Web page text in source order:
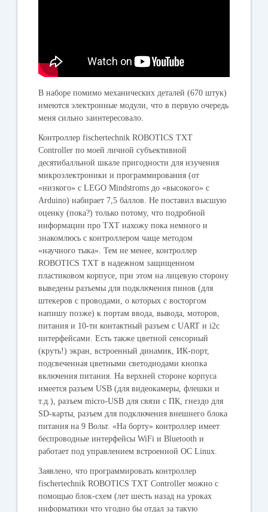
В наборе помимо механических деталей (670 штук)
имеются электронные модули, что в первую очередь
меня сильно заинтересовало.
Контроллер fischertechnik ROBOTICS TXT
Controller по моей личной субъективной
десятибалльной шкале пригодности для изучения
микроэлектроники и программирования (от
«низкого» с LEGO Mindstroms до «высокого» с
Arduino) набирает 7,5 баллов. Не поставил высшую
оценку (пока?) только потому, что подробной
информации про TXT нахожу пока немного и
знакомлюсь с контроллером чаще методом
«научного тыка». Тем не менее, контроллер
ROBOTICS TXT в надежном защищенном
пластиковом корпусе, при этом на лицевую сторону
выведены разъемы для подключения пинов (для
штекеров с проводами, о которых с восторгом
напишу позже) к портам ввода, вывода, моторов,
питания и 10-ти контактный разъем с UART и i2c
интерфейсами. Есть также цветной сенсорный
(круть!) экран, встроенный динамик, ИК-порт,
подсвеченная цветными светодиодами кнопка
включения питания. На верхней стороне корпуса
имеется разъем USB (для видеокамеры, флешки и
т.д.), разъем micro-USB для связи с ПК, гнездо для
SD-карты, разъем для подключения внешнего блока
питания на 9 Вольт. «На борту» контроллер имеет
беспроводные интерфейсы WiFi и Bluetooth и
работает под управлением встроенной ОС Linux.
Заявлено, что программировать контроллер
fischertechnik ROBOTICS TXT Controller можно с
помощью блок-схем (лет шесть назад на уроках
информатики что угодно бы отдал за такую